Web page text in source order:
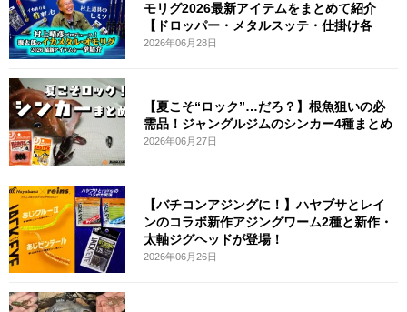
モリグ2026最新アイテムをまとめて紹介
【ドロッパー・メタルスッテ・仕掛け各
2026年06月28日
【夏こそ“ロック”…だろ？】根魚狙いの必
需品！ジャングルジムのシンカー4種まとめ
2026年06月27日
【バチコンアジングに！】ハヤブサとレイ
ンのコラボ新作アジングワーム2種と新作・
太軸ジグヘッドが登場！
2026年06月26日